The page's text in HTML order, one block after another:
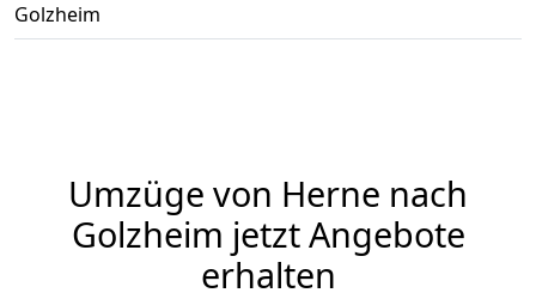
Golzheim
Umzüge von Herne nach
Golzheim jetzt Angebote
erhalten